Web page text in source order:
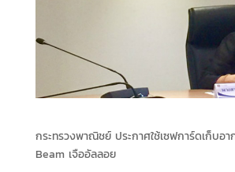
กระทรวงพาณิชย์ ประกาศใช้เซฟการ์ดเก็บอา
Beam เจืออัลลอย